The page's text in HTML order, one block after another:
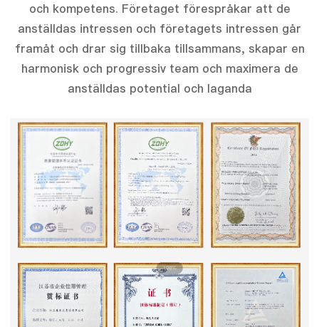
och kompetens. Företaget förespråkar att de
anställdas intressen och företagets intressen går
framåt och drar sig tillbaka tillsammans, skapar en
harmonisk och progressiv team och maximera de
anställdas potential och laganda